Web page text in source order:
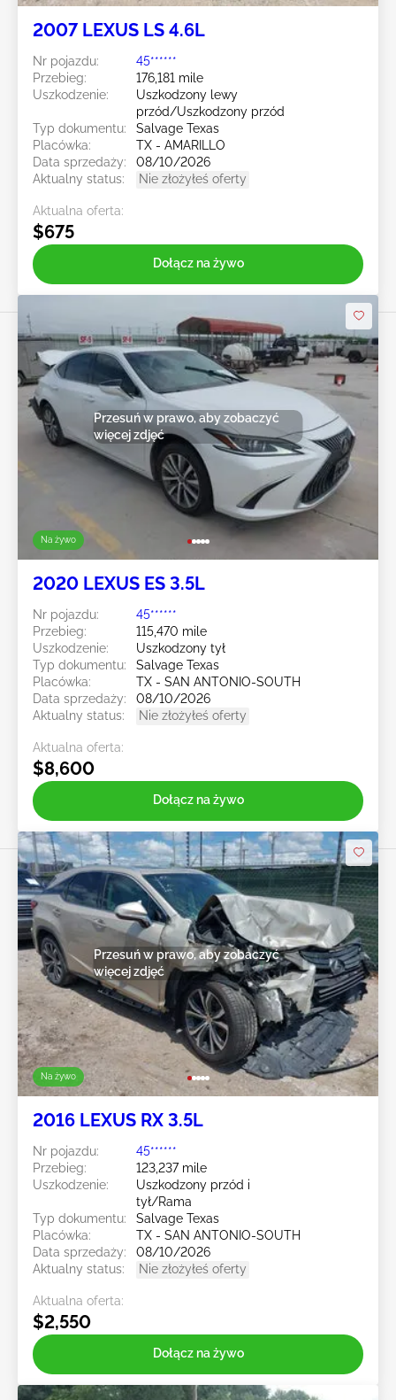
2007 LEXUS LS 4.6L
Nr pojazdu:
45******
Przebieg:
176,181 mile
Uszkodzenie:
Uszkodzony lewy
przód/Uszkodzony przód
Typ dokumentu:
Salvage Texas
Placówka:
TX - AMARILLO
Data sprzedaży:
08/10/2026
Aktualny status:
Nie złożyłeś oferty
Aktualna oferta:
$675
Dołącz na żywo
Na żywo
Przesuń w prawo, aby zobaczyć
więcej zdjęć
2020 LEXUS ES 3.5L
Nr pojazdu:
45******
Przebieg:
115,470 mile
Uszkodzenie:
Uszkodzony tył
Typ dokumentu:
Salvage Texas
Placówka:
TX - SAN ANTONIO-SOUTH
Data sprzedaży:
08/10/2026
Aktualny status:
Nie złożyłeś oferty
Aktualna oferta:
$8,600
Dołącz na żywo
Na żywo
Przesuń w prawo, aby zobaczyć
więcej zdjęć
2016 LEXUS RX 3.5L
Nr pojazdu:
45******
Przebieg:
123,237 mile
Uszkodzenie:
Uszkodzony przód i
tył/Rama
Typ dokumentu:
Salvage Texas
Placówka:
TX - SAN ANTONIO-SOUTH
Data sprzedaży:
08/10/2026
Aktualny status:
Nie złożyłeś oferty
Aktualna oferta:
$2,550
Dołącz na żywo